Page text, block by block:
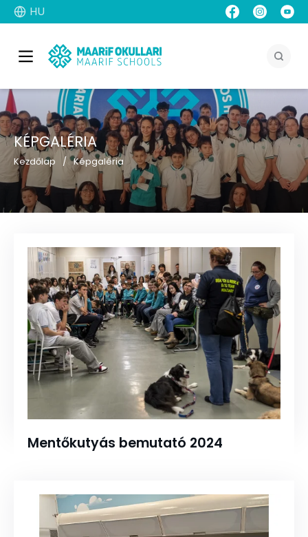
HU
KÉPGALÉRIA
Kezdőlap Képgaléria
Mentőkutyás bemutató 2024